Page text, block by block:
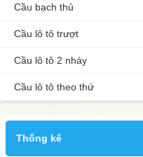
Cầu bạch thủ
Cầu lô tô trượt
Cầu lô tô 2 nháy
Cầu lô tô theo thứ
Thống kê